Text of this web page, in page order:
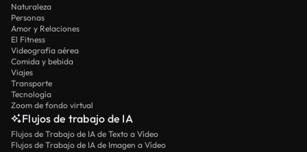
Naturaleza
Personas
Amor y Relaciones
El Fitness
Videografía aérea
Comida y bebida
Viajes
Transporte
Tecnología
Zoom de fondo virtual
Flujos de trabajo de IA
Flujos de Trabajo de IA de Texto a Vídeo
Flujos de Trabajo de IA de Imagen a Vídeo